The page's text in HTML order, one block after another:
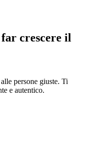
crescere il
persone giuste. Ti
e autentico.